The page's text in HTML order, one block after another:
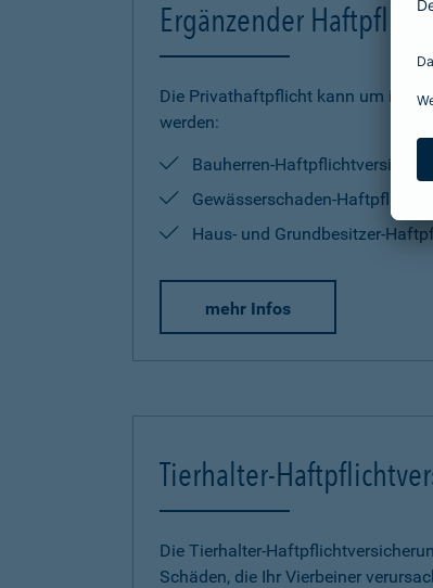
Ergänzender
Die Privathaftpflicht kann um
werden:
Bauherren-
Gewässerschaden-
Haus- und Grundbesitzer-
mehr Infos
Tierhalter-
Die Tierhalter-
Schäden, die Ihr Vierbeiner